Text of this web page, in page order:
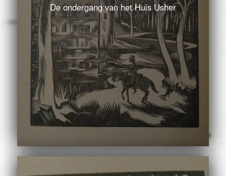
De ondergang van het Huis Usher